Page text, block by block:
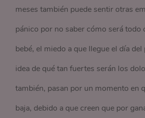
meses también puede sentir otras
pánico por no saber cómo será todo
bebé, el miedo a que llegue el día
idea de qué tan fuertes serán los
también, pasan por un momento en
baja, debido a que creen que por